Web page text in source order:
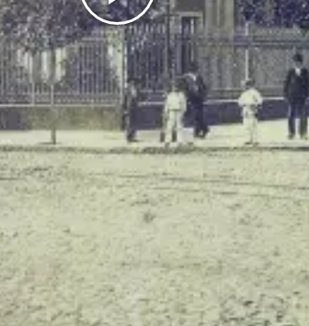
Video